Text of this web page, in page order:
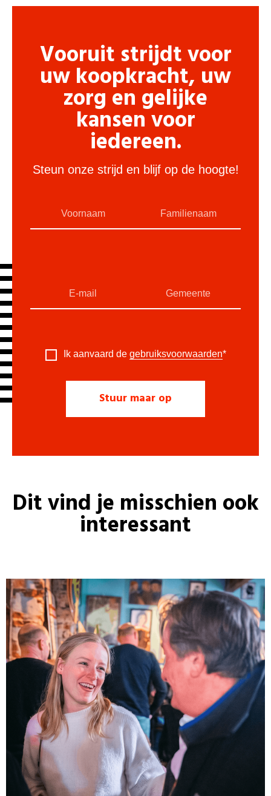
Vooruit strijdt voor
uw koopkracht, uw
zorg en gelijke
kansen voor
iedereen.
Steun onze strijd en blijf op de hoogte!
Ik aanvaard de gebruiksvoorwaarden*
Dit vind je misschien ook
interessant